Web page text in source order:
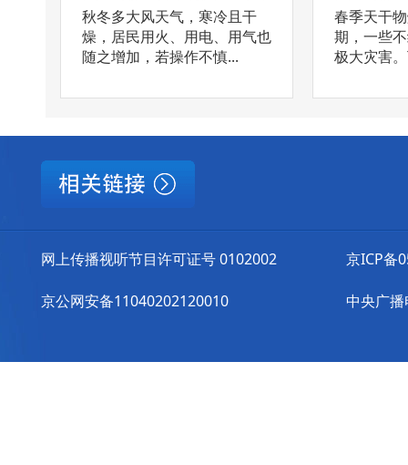
秋冬多大风天气，寒冷且干
燥，居民用火、用电、用气也
随之增加，若操作不慎...
春季天干
期，一些
极大灾害
网上传播视听节目许可证号 0102002
京公网安备11040202120010
京ICP备
中央广